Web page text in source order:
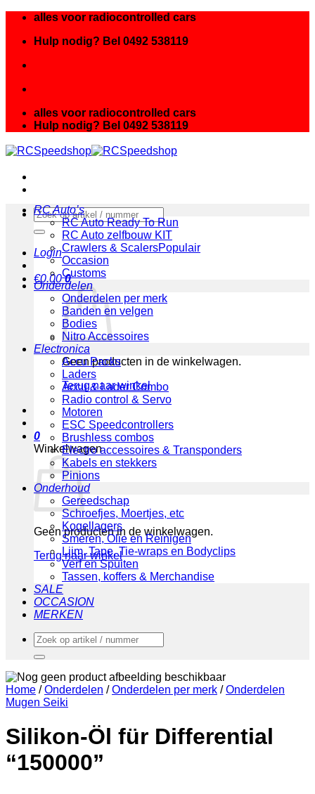
inhoud
alles voor radiocontrolled cars
Hulp nodig? Bel 0492 538119
alles voor radiocontrolled cars
Hulp nodig? Bel 0492 538119
Zoeken
naar:
Login
€0.00 0
Geen producten in de winkelwagen.
Terug naar winkel
0
Winkelwagen
Geen producten in de winkelwagen.
Terug naar winkel
RC Auto’s
RC Auto Ready To Run
RC Auto zelfbouw KIT
Crawlers & Scalers
Occasion
Customs
Onderdelen
Onderdelen per merk
Banden en velgen
Bodies
Nitro Accessoires
Electronica
Accu Packs
Laders
Accu & Lader Combo
Radio control & Servo
Motoren
ESC Speedcontrollers
Brushless combos
Electro accessoires & Transponders
Kabels en stekkers
Pinions
Onderhoud
Gereedschap
Schroefjes, Moertjes, etc
Kogellagers
Smeren, Olie en Reinigen
Lijm, Tape, Tie-wraps en Bodyclips
Verf en Spuiten
Tassen, koffers & Merchandise
SALE
OCCASION
MERKEN
Zoeken
naar:
Home / Onderdelen / Onderdelen per merk / Onderdelen
Mugen Seiki
Silikon-Öl für Differential
“150000”